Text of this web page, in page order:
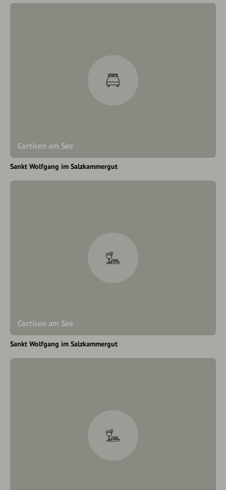
Cortisen am See
Sankt Wolfgang im Salzkammergut
Cortisen am See
Sankt Wolfgang im Salzkammergut